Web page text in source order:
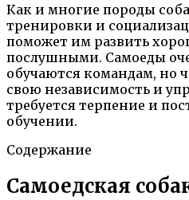
Как и многие породы
тренировки и
поможет им развить
послушными. Самоеды
обучаются командам, но
свою независимость и
требуется терпение и
обучении.
Содержание
Самоедская